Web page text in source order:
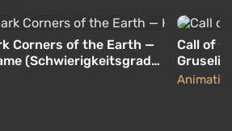
Corners of the Earth —
(Schwierigkeitsgrad
Call of